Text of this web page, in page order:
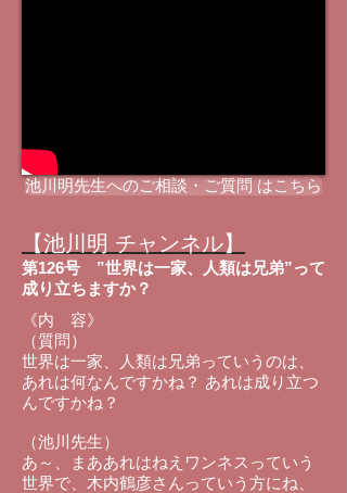
池川明先生へのご相談・ご質問 はこちら
【池川明 チャンネル】
第126号 ”世界は一家、人類は兄弟”って
成り立ちますか？
《内 容》
（質問）
世界は一家、人類は兄弟っていうのは、
あれは何なんですかね？ あれは成り立つ
んですかね？
（池川先生）
あ～、まああれはねえワンネスっていう
世界で、木内鶴彦さんっていう方にね、